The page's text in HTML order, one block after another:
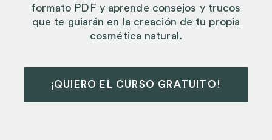
formato PDF y aprende consejos y trucos
que te guiarán en la creación de tu propia
cosmética natural.
¡QUIERO EL CURSO GRATUITO!